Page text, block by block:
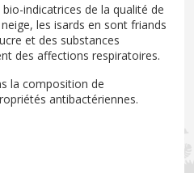
indicatrices de la qualité de
les isards en sont friands
et des substances
des affections respiratoires.
la composition de
antibactériennes.